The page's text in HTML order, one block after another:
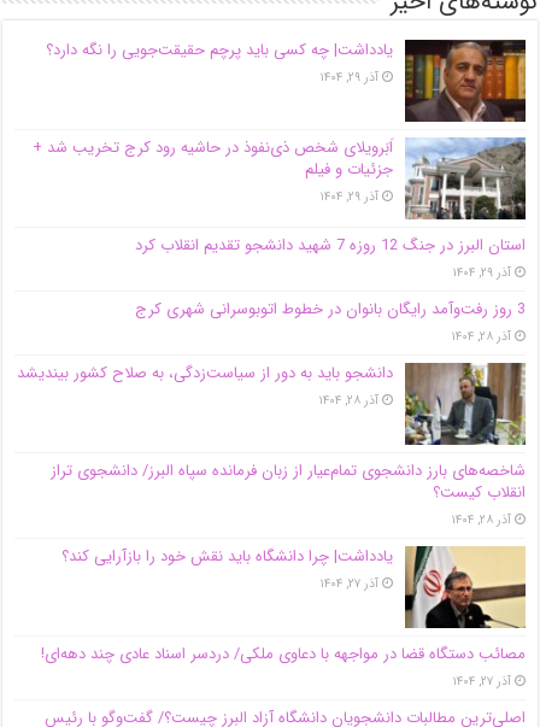
یادداشت| ‌چه کسی باید پرچم حقیقت‌جویی را نگه دارد؟
آذر ۲۹, ۱۴۰۴
اَبَر‌ویلای شخص ذی‌نفوذ در حاشیه‌ رود کرج تخریب شد +
جزئیات و فیلم
آذر ۲۹, ۱۴۰۴
استان البرز در جنگ 12 روزه 7 شهید دانشجو تقدیم انقلاب کرد
آذر ۲۹, ۱۴۰۴
3 روز رفت‌وآمد رایگان بانوان در خطوط اتوبوسرانی شهری کرج
آذر ۲۸, ۱۴۰۴
دانشجو باید به دور از سیاست‌زدگی، به صلاح کشور بیندیشد
آذر ۲۸, ۱۴۰۴
شاخصه‌های بارز دانشجوی تمام‌عیار از زبان فرمانده سپاه البرز/ دانشجوی تراز
انقلاب کیست؟
آذر ۲۸, ۱۴۰۴
یادداشت| چرا دانشگاه باید نقش خود را بازآرایی کند؟
آذر ۲۷, ۱۴۰۴
مصائب دستگاه قضا در مواجهه با دعاوی ملکی/ دردسر اسناد عادی چند‌ دهه‌ای!
آذر ۲۷, ۱۴۰۴
اصلی‌ترین مطالبات دانشجویان دانشگاه آزاد البرز چیست؟/ گفت‌وگو با رئیس